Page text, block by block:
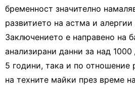
бременност значително
развитието на астма и алергии
Заключението е направено на
анализирани данни за над
5 години, така и по отношение
на техните майки през време